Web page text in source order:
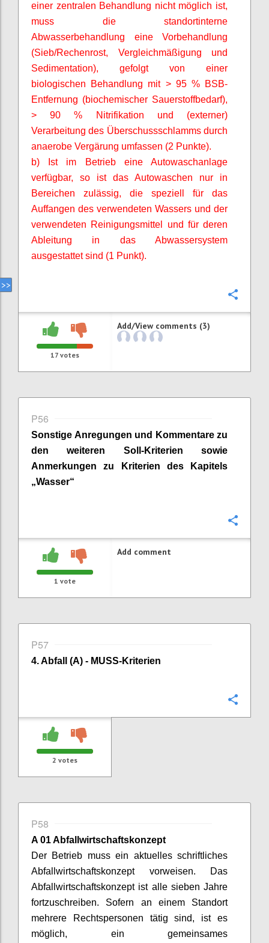
einer zentralen Behandlung nicht möglich ist,
muss die standortinterne
Abwasserbehandlung eine Vorbehandlung
(Sieb/Rechenrost, Vergleichmäßigung und
Sedimentation), gefolgt von einer
biologischen Behandlung mit > 95 % BSB-
Entfernung (biochemischer Sauerstoffbedarf),
> 90 % Nitrifikation und (externer)
Verarbeitung des Überschussschlamms durch
anaerobe Vergärung umfassen (2 Punkte).
b) Ist im Betrieb eine Autowaschanlage
verfügbar, so ist das Autowaschen nur in
Bereichen zulässig, die speziell für das
Auffangen des verwendeten Wassers und der
verwendeten Reinigungsmittel und für deren
Ableitung in das Abwassersystem
ausgestattet sind (1 Punkt).
17 votes
Add/View comments (3)
P56
Sonstige Anregungen und Kommentare zu
den weiteren Soll-Kriterien sowie
Anmerkungen zu Kriterien des Kapitels
„Wasser“
1 vote
Add comment
P57
4. Abfall (A) - MUSS-Kriterien
2 votes
P58
A 01 Abfallwirtschaftskonzept
Der Betrieb muss ein aktuelles schriftliches
Abfallwirtschaftskonzept vorweisen. Das
Abfallwirtschaftskonzept ist alle sieben Jahre
fortzuschreiben. Sofern an einem Standort
mehrere Rechtspersonen tätig sind, ist es
möglich, ein gemeinsames